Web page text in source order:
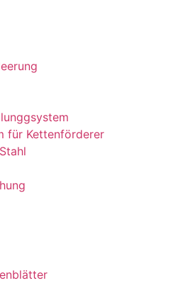
für Kettenförderer